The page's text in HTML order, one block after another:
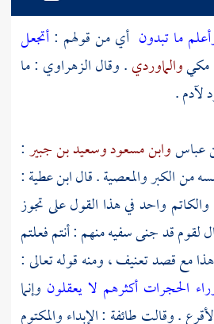
ما تبدون أي من قولهم :أتجعل
مكيوالماوردي. وقالالزهراوي : ما
لآدم.
عباسوابن مسعودوسعيد بن جبير:
من الكبر والمعصية . قالابن عطية:
واحد في هذا القول على تجوز
لقوم قد جنى سفيه منهم : أنتم فعلتم
مع قصد تعنيف ، ومنه قوله تعالى :
الحجرات أكثرهم لا يعقلون وإنما
. وقالت طائفة : الإبداء والمكتوم